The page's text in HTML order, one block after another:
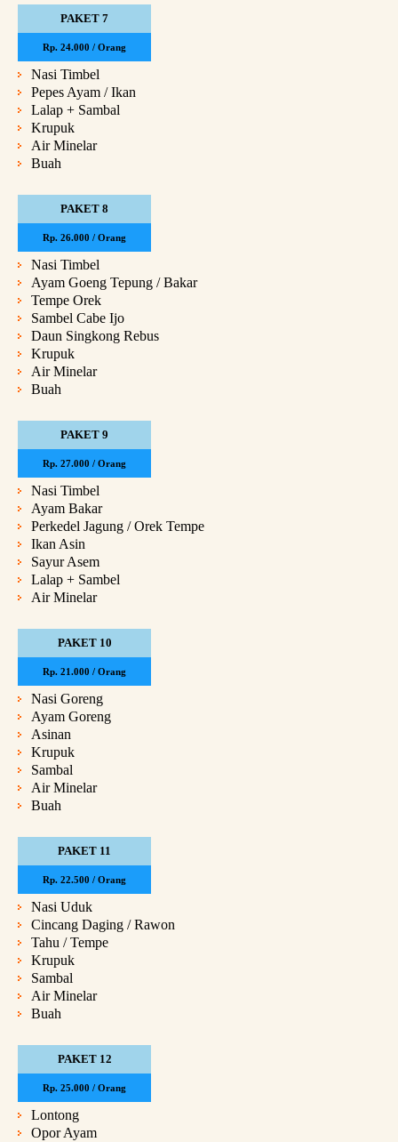
PAKET 7
Rp. 24.000 / Orang
Nasi Timbel
Pepes Ayam / Ikan
Lalap + Sambal
Krupuk
Air Minelar
Buah
PAKET 8
Rp. 26.000 / Orang
Nasi Timbel
Ayam Goeng Tepung / Bakar
Tempe Orek
Sambel Cabe Ijo
Daun Singkong Rebus
Krupuk
Air Minelar
Buah
PAKET 9
Rp. 27.000 / Orang
Nasi Timbel
Ayam Bakar
Perkedel Jagung / Orek Tempe
Ikan Asin
Sayur Asem
Lalap + Sambel
Air Minelar
PAKET 10
Rp. 21.000 / Orang
Nasi Goreng
Ayam Goreng
Asinan
Krupuk
Sambal
Air Minelar
Buah
PAKET 11
Rp. 22.500 / Orang
Nasi Uduk
Cincang Daging / Rawon
Tahu / Tempe
Krupuk
Sambal
Air Minelar
Buah
PAKET 12
Rp. 25.000 / Orang
Lontong
Opor Ayam